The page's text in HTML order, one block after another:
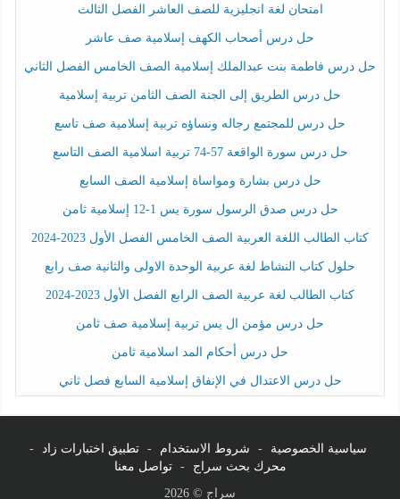
امتحان لغة انجليزية للصف العاشر الفصل الثالث
حل درس أصحاب الكهف إسلامية صف عاشر
حل درس فاطمة بنت عبدالملك إسلامية الصف الخامس الفصل الثاني
حل درس الطريق إلى الجنة الصف الثامن تربية إسلامية
حل درس للمجتمع رجاله ونساؤه تربية إسلامية صف تاسع
حل درس سورة الواقعة 57-74 تربية اسلامية الصف التاسع
حل درس بشارة ومواساة إسلامية الصف السابع
حل درس صدق الرسول سورة يس 1-12 إسلامية ثامن
كتاب الطالب اللغة العربية الصف الخامس الفصل الأول 2023-2024
حلول كتاب النشاط لغة عربية الوحدة الاولى والثانية صف رابع
كتاب الطالب لغة عربية الصف الرابع الفصل الأول 2023-2024
حل درس مؤمن ال يس تربية إسلامية صف ثامن
حل درس أحكام المد اسلامية ثامن
حل درس الاعتدال في الإنفاق إسلامية السابع فصل ثاني
سياسية الخصوصية - شروط الاستخدام - تطبيق اختبارات زاد
-
محرك بحث سراج
-
تواصل معنا
سراج © 2026